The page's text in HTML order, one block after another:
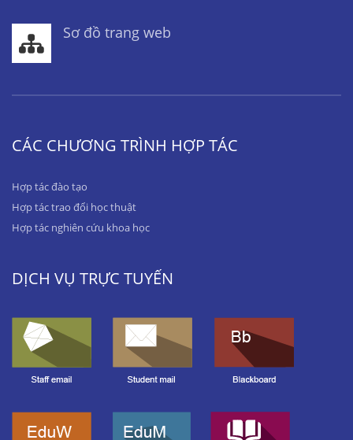
Sơ đồ trang web
CÁC CHƯƠNG TRÌNH HỢP TÁC
Hợp tác đào tạo
Hợp tác trao đổi học thuật
Hợp tác nghiên cứu khoa học
DỊCH VỤ TRỰC TUYẾN